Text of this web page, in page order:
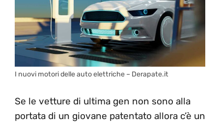
I nuovi motori delle auto elettriche – Derapate.it
Se le vetture di ultima gen non sono alla
portata di un giovane patentato allora c’è un